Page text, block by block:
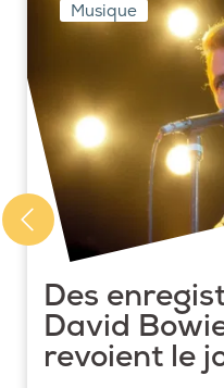
Musique
Des
David
revoient le